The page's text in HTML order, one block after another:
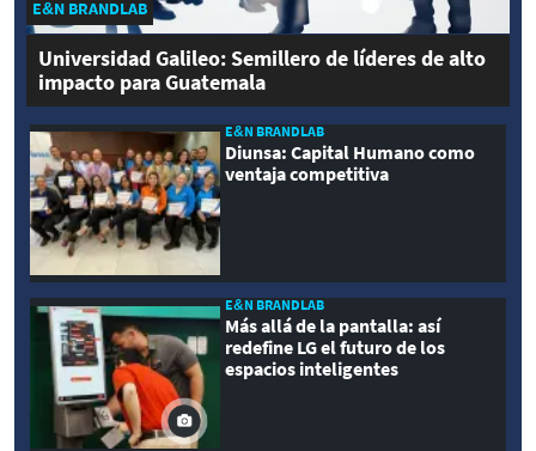
E&N BRANDLAB
Universidad Galileo: Semillero de líderes de alto
impacto para Guatemala
E&N BRANDLAB
Diunsa: Capital Humano como
ventaja competitiva
E&N BRANDLAB
Más allá de la pantalla: así
redefine LG el futuro de los
espacios inteligentes